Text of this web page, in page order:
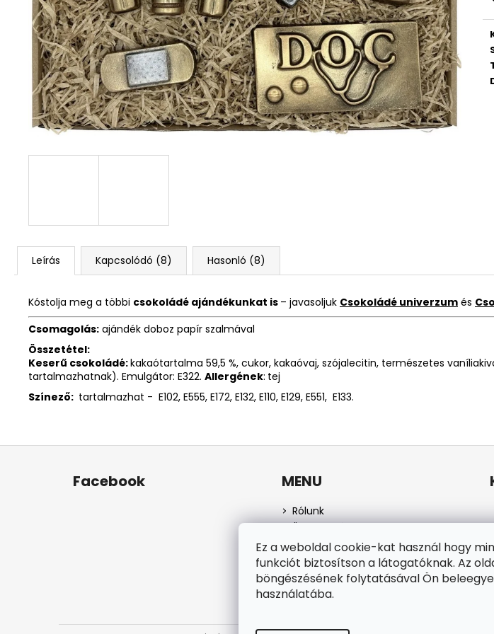
Ez a weboldal cookie-kat használ hogy
funkciót biztosítson a látogatóknak. Az
böngészésének folytatásával Ön
használatába.
Leírás Kapcsolódó (8) Hasonló (8)
Kóstolja meg a többi csokoládé ajándékunkat is – javasoljuk Csokoládé univerzum és
Csomagolás: ajándék doboz papír szalmával
Összetétel:
Keserű csokoládé:kakaótartalma 59,5 %, cukor, kakaóvaj, szójalecitin, természetes
tartalmazhatnak). Emulgátor: E322. Allergének: tej
Színező: tartalmazhat - E102, E555, E172, E132, E110, E129, E551, E133.
L
Facebook MENU
Rólunk
Üzleti feltételek
Szemelyes adatok vedelme
Szállítás & fizetés
Webáruház értékelése
Rendelésem